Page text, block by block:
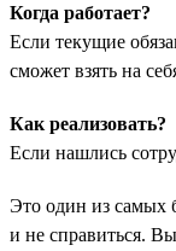
Когда работает?
Если текущие
сможет взять на
Как реализовать?
Если нашлись
Это один из самых
и не справиться.